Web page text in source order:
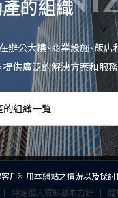
的組織
辦公大樓、商業設施、飯店
提供廣泛的解決方案和服
的組織一覧
特定個人資料基本方針
客戶利用本網站之情況以及探